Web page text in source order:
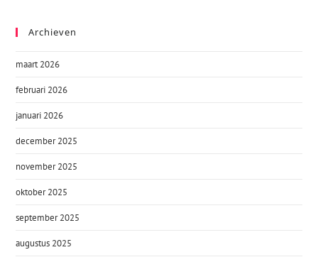
Archieven
maart 2026
februari 2026
januari 2026
december 2025
november 2025
oktober 2025
september 2025
augustus 2025